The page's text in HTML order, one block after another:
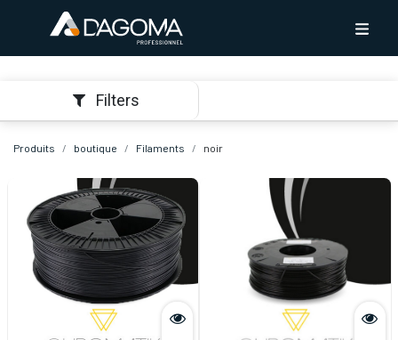
Filters
Produits boutique Filaments noir